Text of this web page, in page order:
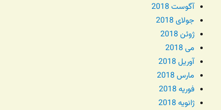
آگوست 2018
جولای 2018
ژوئن 2018
می 2018
آوریل 2018
مارس 2018
فوریه 2018
ژانویه 2018